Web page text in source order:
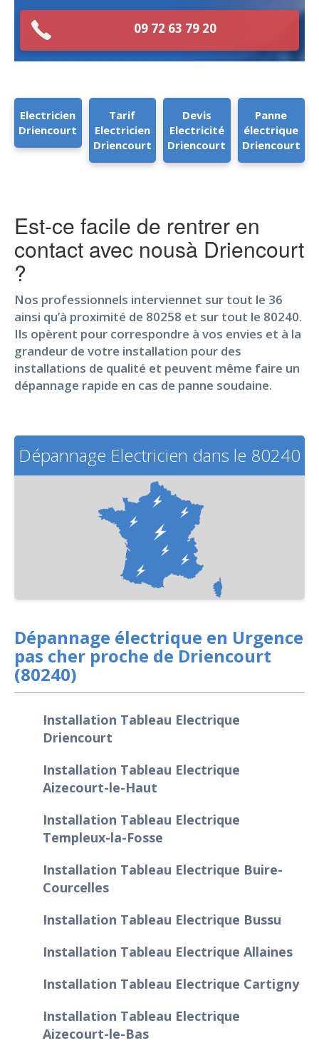
09 72 63 79 20
Electricien
Driencourt
Tarif
Electricien
Driencourt
Devis
Electricité
Driencourt
Panne
électrique
Driencourt
Est-ce facile de rentrer en
contact avec nousà Driencourt
?
Nos professionnels interviennet sur tout le 36
ainsi qu’à proximité de 80258 et sur tout le 80240.
Ils opèrent pour correspondre à vos envies et à la
grandeur de votre installation pour des
installations de qualité et peuvent même faire un
dépannage rapide en cas de panne soudaine.
Dépannage Electricien dans le 80240
Dépannage électrique en Urgence
pas cher proche de Driencourt
(80240)
Installation Tableau Electrique
Driencourt
Installation Tableau Electrique
Aizecourt-le-Haut
Installation Tableau Electrique
Templeux-la-Fosse
Installation Tableau Electrique Buire-
Courcelles
Installation Tableau Electrique Bussu
Installation Tableau Electrique Allaines
Installation Tableau Electrique Cartigny
Installation Tableau Electrique
Aizecourt-le-Bas